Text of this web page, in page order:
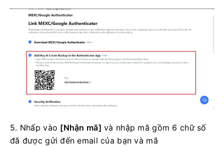
5. Nhấp vào [Nhận mã] và nhập mã gồm 6 chữ số
đã được gửi đến email của bạn và mã